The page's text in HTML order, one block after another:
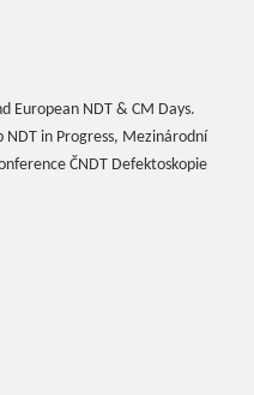
European NDT & CM Days.
in Progress, Mezinárodní
ČNDT Defektoskopie